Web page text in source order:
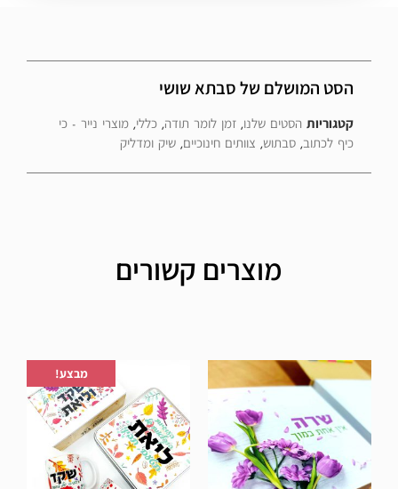
הסט המושלם של סבתא שושי
קטגוריות הסטים שלנו, זמן לומר תודה, כללי, מוצרי נייר - כי
כיף לכתוב, סבתוש, צוותים חינוכיים, שיק ומדליק
מוצרים קשורים
מבצע!